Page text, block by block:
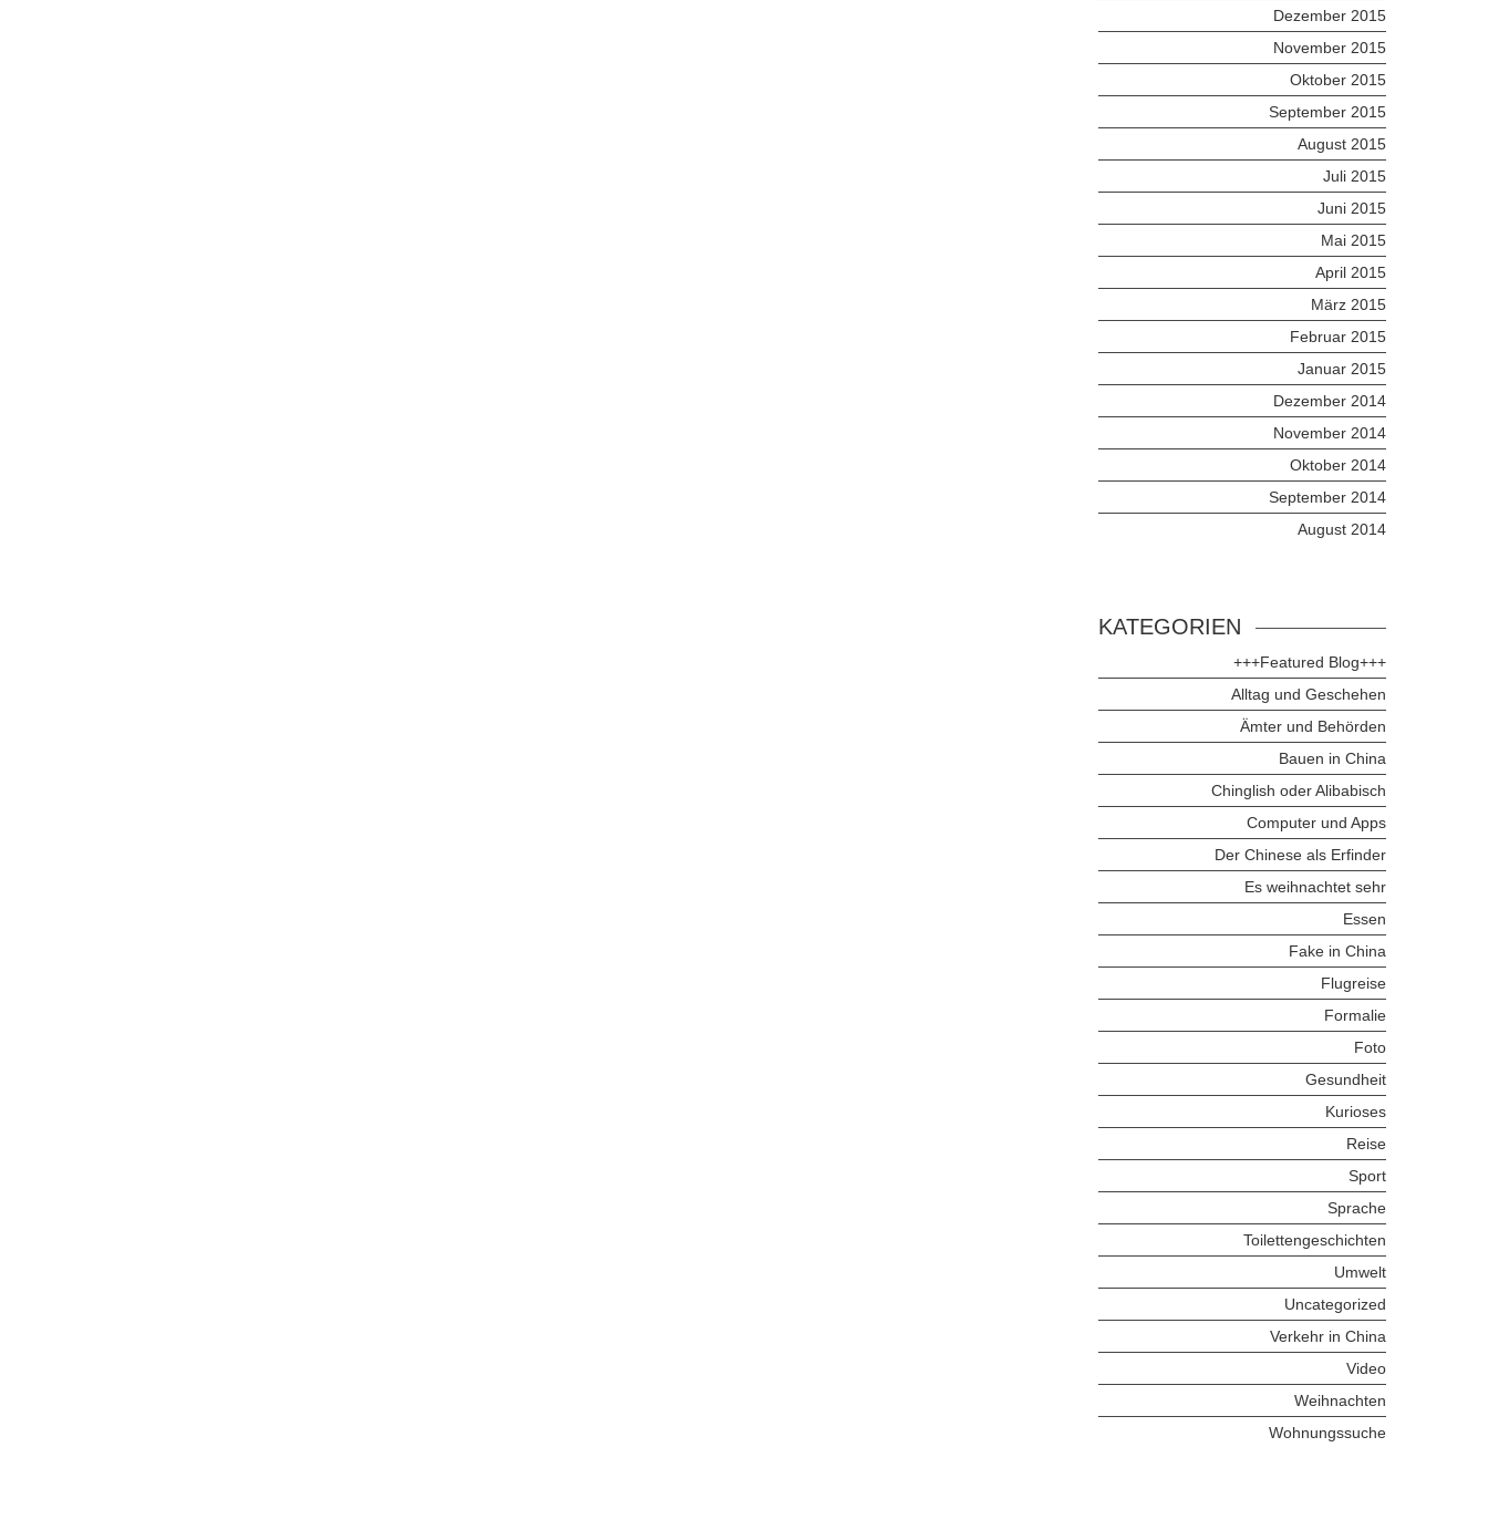
Dezember 2015
November 2015
Oktober 2015
September 2015
August 2015
Juli 2015
Juni 2015
Mai 2015
April 2015
März 2015
Februar 2015
Januar 2015
Dezember 2014
November 2014
Oktober 2014
September 2014
August 2014
KATEGORIEN
+++Featured Blog+++
Alltag und Geschehen
Ämter und Behörden
Bauen in China
Chinglish oder Alibabisch
Computer und Apps
Der Chinese als Erfinder
Es weihnachtet sehr
Essen
Fake in China
Flugreise
Formalie
Foto
Gesundheit
Kurioses
Reise
Sport
Sprache
Toilettengeschichten
Umwelt
Uncategorized
Verkehr in China
Video
Weihnachten
Wohnungssuche